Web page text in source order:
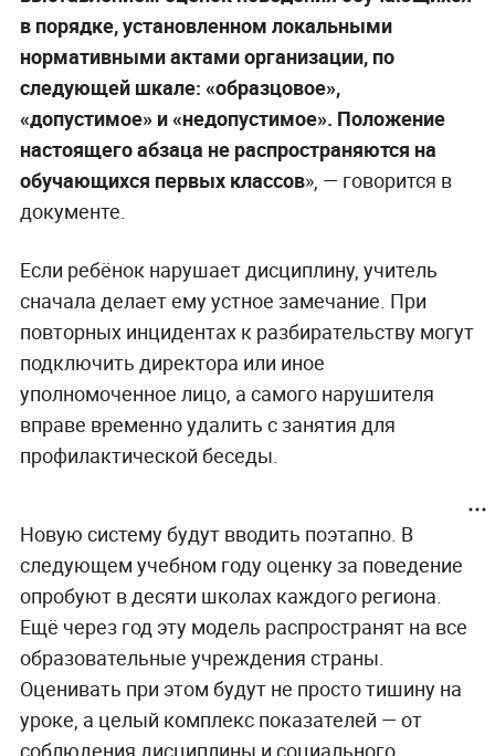
в порядке, установленном локальными
нормативными актами организации, по
следующей шкале: «образцовое»,
«допустимое» и «недопустимое». Положение
настоящего абзаца не распространяются на
обучающихся первых классов», — говорится в
документе.
Если ребёнок нарушает дисциплину, учитель
сначала делает ему устное замечание. При
повторных инцидентах к разбирательству могут
подключить директора или иное
уполномоченное лицо, а самого нарушителя
вправе временно удалить с занятия для
профилактической беседы.
Новую систему будут вводить поэтапно. В
следующем учебном году оценку за поведение
опробуют в десяти школах каждого региона.
Ещё через год эту модель распространят на все
образовательные учреждения страны.
Оценивать при этом будут не просто тишину на
уроке, а целый комплекс показателей — от
соблюдения дисциплины и социального